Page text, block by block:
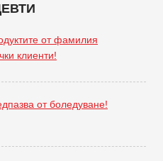
от фамилия
клиенти!
от боледуване!